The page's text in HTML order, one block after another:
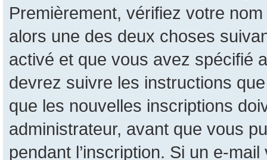
Premièrement, vérifiez votre
alors une des deux choses
activé et que vous avez spécifié
devrez suivre les instructions
que les nouvelles inscriptions
administrateur, avant que vous
pendant l’inscription. Si un e-